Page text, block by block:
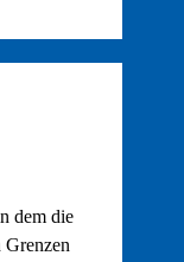
dem die
Grenzen